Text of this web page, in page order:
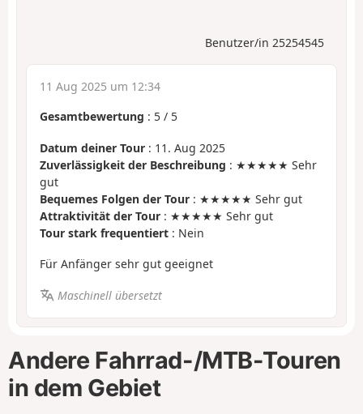
Benutzer/in 25254545
11 Aug 2025 um 12:34
Gesamtbewertung : 5 / 5
Datum deiner Tour : 11. Aug 2025
Zuverlässigkeit der Beschreibung : ★★★★★ Sehr
gut
Bequemes Folgen der Tour : ★★★★★ Sehr gut
Attraktivität der Tour : ★★★★★ Sehr gut
Tour stark frequentiert : Nein
Für Anfänger sehr gut geeignet
Maschinell übersetzt
Andere Fahrrad-/MTB-Touren
in dem Gebiet